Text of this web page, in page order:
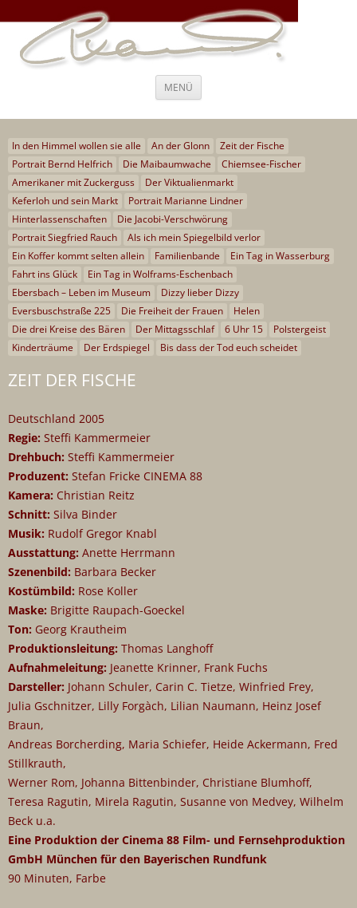
Steffi Kammermeier – Regie,
Drehbuch, Coaching und Beratung
Ich war nie “entweder-oder”, ich war immer “und, auch, sogar”
MENÜ
In den Himmel wollen sie alle An der Glonn
Zeit der Fische
Portrait Bernd Helfrich
Die Maibaumwache
Chiemsee-Fischer
Amerikaner mit Zuckerguss
Der Viktualienmarkt
Keferloh und sein Markt
Portrait Marianne Lindner
Hinterlassenschaften
Die Jacobi-Verschwörung
Portrait Siegfried Rauch
Als ich mein Spiegelbild verlor
Ein Koffer kommt selten allein
Familienbande
Ein Tag in Wasserburg
Fahrt ins Glück
Ein Tag in Wolframs-Eschenbach
Ebersbach – Leben im Museum
Dizzy lieber Dizzy
Eversbuschstraße 225
Die Freiheit der Frauen
Helen
Die drei Kreise des Bären
Der Mittagsschlaf 6 Uhr 15
Polstergeist
Kinderträume
Der Erdspiegel Bis dass der Tod euch scheidet
ZEIT DER FISCHE
Deutschland 2005
Regie: Steffi Kammermeier
Drehbuch: Steffi Kammermeier
Produzent: Stefan Fricke CINEMA 88
Kamera: Christian Reitz
Schnitt: Silva Binder
Musik: Rudolf Gregor Knabl
Ausstattung: Anette Herrmann
Szenenbild: Barbara Becker
Kostümbild: Rose Koller
Maske: Brigitte Raupach-Goeckel
Ton: Georg Krautheim
Produktionsleitung: Thomas Langhoff
Aufnahmeleitung: Jeanette Krinner, Frank Fuchs
Darsteller: Johann Schuler, Carin C. Tietze, Winfried Frey,
Julia Gschnitzer, Lilly Forgàch, Lilian Naumann, Heinz Josef
Braun,
Andreas Borcherding, Maria Schiefer, Heide Ackermann, Fred
Stillkrauth,
Werner Rom, Johanna Bittenbinder, Christiane Blumhoff,
Teresa Ragutin, Mirela Ragutin, Susanne von Medvey, Wilhelm
Beck u.a.
Eine Produktion der Cinema 88 Film- und Fernsehproduktion
GmbH München für den Bayerischen Rundfunk
90 Minuten, Farbe